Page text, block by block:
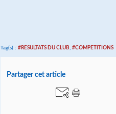
Tag(s) : #RESULTATS DU CLUB, #COMPETITIONS
Partager cet article